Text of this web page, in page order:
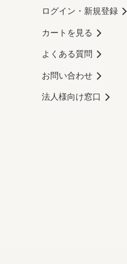
ログイン・新規登録
カートを見る
よくある質問
お問い合わせ
法人様向け窓口